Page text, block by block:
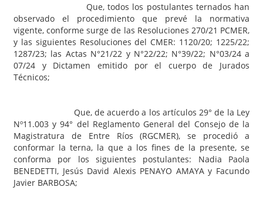
Que, todos los postulantes ternados han
observado el procedimiento que prevé la normativa
vigente, conforme surge de las Resoluciones 270/21 PCMER,
y las siguientes Resoluciones del CMER: 1120/20; 1225/22;
1287/23; las Actas N°21/22 y N°22/22; N°39/22; N°03/24 a
07/24 y Dictamen emitido por el cuerpo de Jurados
Técnicos;
Que, de acuerdo a los artículos 29° de la Ley
Nº11.003 y 94° del Reglamento General del Consejo de la
Magistratura de Entre Ríos (RGCMER), se procedió a
conformar la terna, la que a los fines de la presente, se
conforma por los siguientes postulantes: Nadia Paola
BENEDETTI, Jesús David Alexis PENAYO AMAYA y Facundo
Javier BARBOSA;